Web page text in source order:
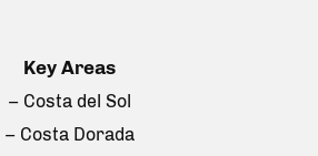
Key Areas
– Costa del Sol
– Costa Dorada